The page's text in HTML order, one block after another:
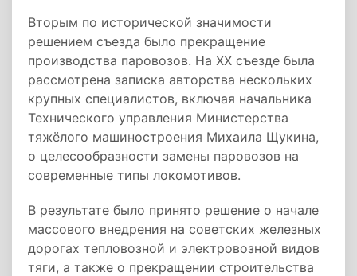
Вторым по исторической значимости
решением съезда было прекращение
производства паровозов. На XX съезде была
рассмотрена записка авторства нескольких
крупных специалистов, включая начальника
Технического управления Министерства
тяжёлого машиностроения Михаила Щукина,
о целесообразности замены паровозов на
современные типы локомотивов.
В результате было принято решение о начале
массового внедрения на советских железных
дорогах тепловозной и электровозной видов
тяги, а также о прекращении строительства